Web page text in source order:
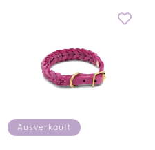
Ausverkauft